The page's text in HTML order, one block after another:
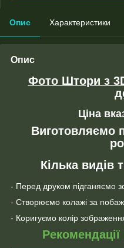
Опис Характеристики
Опис
Фото Штори з
Ціна
Виготовляємо
Кілька видів
- Перед друком підганяємо
- Створюємо колажі за
- Коригуємо колір